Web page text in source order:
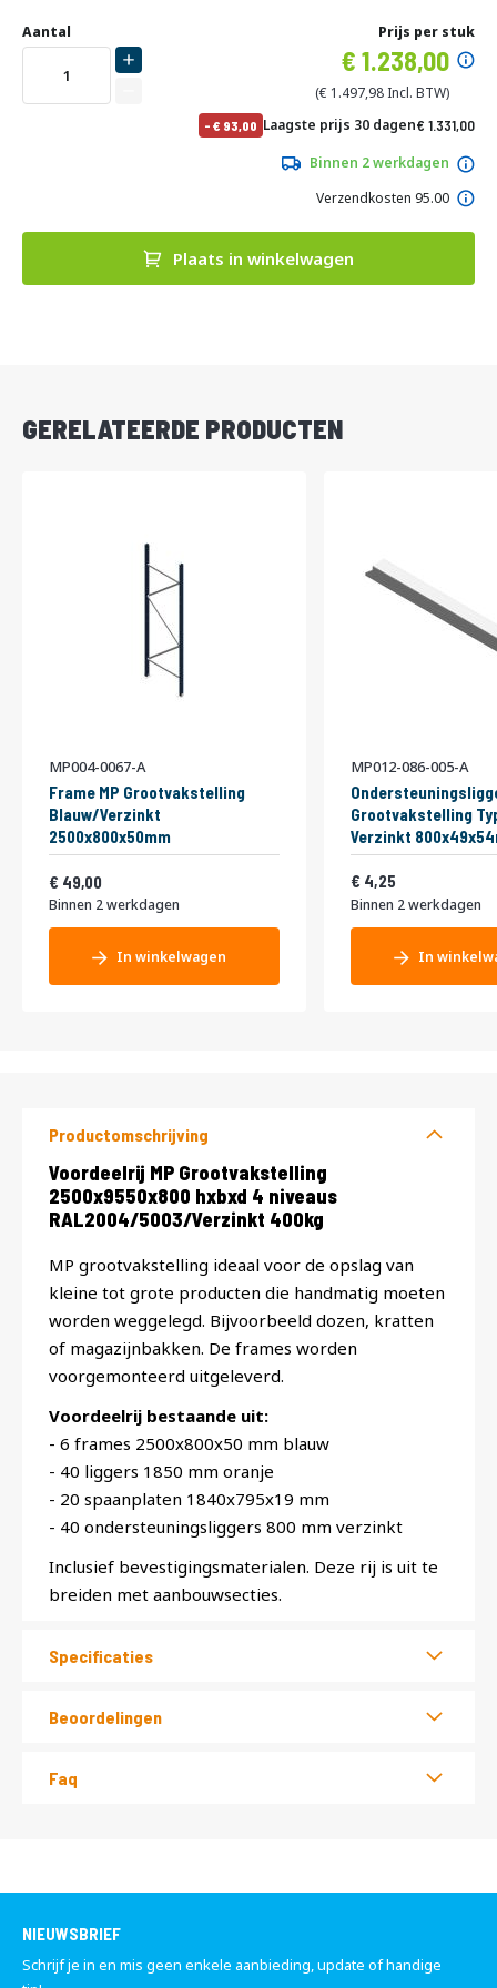
naar
het
begin
de
Uw
aanpassing
DIRECT
Aantal Prijs per stuk
prijs
1.238,00
1.497,98
- 93,00 Laagste prijs 30 dagen 1.331,00
Binnen 2 werkdagen
Verzendkosten 95.00
Plaats in winkelwagen
GERELATEERDE PRODUCTEN
MP004-0067-A
Frame MP Grootvakstelling
Blauw/Verzinkt
2500x800x50mm
Vanaf
49,00
Binnen 2 werkdagen
In winkelwagen
MP012-086-005-A
Grootvakstelling
Verzinkt
4,25
Binnen 2 werkdagen
In
Productomschrijving
Productomschrijving
Voordeelrij MP Grootvakstelling
2500x9550x800 hxbxd 4 niveaus
RAL2004/5003/Verzinkt 400kg
MP grootvakstelling ideaal voor de opslag van
kleine tot grote producten die handmatig moeten
worden weggelegd. Bijvoorbeeld dozen, kratten
of magazijnbakken. De frames worden
voorgemonteerd uitgeleverd.
Voordeelrij bestaande uit:
- 6 frames 2500x800x50 mm blauw
- 40 liggers 1850 mm oranje
- 20 spaanplaten 1840x795x19 mm
- 40 ondersteuningsliggers 800 mm verzinkt
Inclusief bevestigingsmaterialen. Deze rij is uit te
breiden met aanbouwsecties.
Specificaties
Beoordelingen
Faq
NIEUWSBRIEF
Schrijf je in en mis geen enkele aanbieding, update of handige